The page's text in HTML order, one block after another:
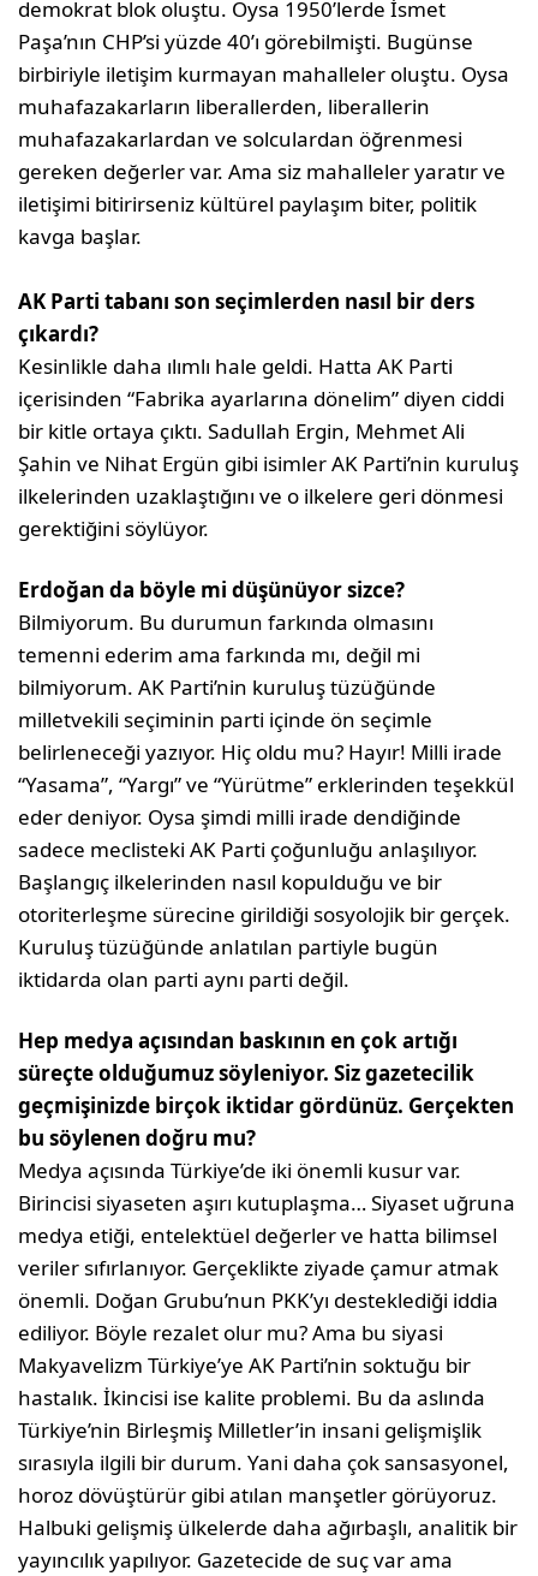
demokrat blok oluştu. Oysa 1950’lerde İsmet
Paşa’nın CHP’si yüzde 40’ı görebilmişti. Bugünse
birbiriyle iletişim kurmayan mahalleler oluştu. Oysa
muhafazakarların liberallerden, liberallerin
muhafazakarlardan ve solculardan öğrenmesi
gereken değerler var. Ama siz mahalleler yaratır ve
iletişimi bitirirseniz kültürel paylaşım biter, politik
kavga başlar.
AK Parti tabanı son seçimlerden nasıl bir ders
çıkardı?
Kesinlikle daha ılımlı hale geldi. Hatta AK Parti
içerisinden “Fabrika ayarlarına dönelim” diyen ciddi
bir kitle ortaya çıktı. Sadullah Ergin, Mehmet Ali
Şahin ve Nihat Ergün gibi isimler AK Parti’nin kuruluş
ilkelerinden uzaklaştığını ve o ilkelere geri dönmesi
gerektiğini söylüyor.
Erdoğan da böyle mi düşünüyor sizce?
Bilmiyorum. Bu durumun farkında olmasını
temenni ederim ama farkında mı, değil mi
bilmiyorum. AK Parti’nin kuruluş tüzüğünde
milletvekili seçiminin parti içinde ön seçimle
belirleneceği yazıyor. Hiç oldu mu? Hayır! Milli irade
“Yasama”, “Yargı” ve “Yürütme” erklerinden teşekkül
eder deniyor. Oysa şimdi milli irade dendiğinde
sadece meclisteki AK Parti çoğunluğu anlaşılıyor.
Başlangıç ilkelerinden nasıl kopulduğu ve bir
otoriterleşme sürecine girildiği sosyolojik bir gerçek.
Kuruluş tüzüğünde anlatılan partiyle bugün
iktidarda olan parti aynı parti değil.
Hep medya açısından baskının en çok artığı
süreçte olduğumuz söyleniyor. Siz gazetecilik
geçmişinizde birçok iktidar gördünüz. Gerçekten
bu söylenen doğru mu?
Medya açısında Türkiye’de iki önemli kusur var.
Birincisi siyaseten aşırı kutuplaşma… Siyaset uğruna
medya etiği, entelektüel değerler ve hatta bilimsel
veriler sıfırlanıyor. Gerçeklikte ziyade çamur atmak
önemli. Doğan Grubu’nun PKK’yı desteklediği iddia
ediliyor. Böyle rezalet olur mu? Ama bu siyasi
Makyavelizm Türkiye’ye AK Parti’nin soktuğu bir
hastalık. İkincisi ise kalite problemi. Bu da aslında
Türkiye’nin Birleşmiş Milletler’in insani gelişmişlik
sırasıyla ilgili bir durum. Yani daha çok sansasyonel,
horoz dövüştürür gibi atılan manşetler görüyoruz.
Halbuki gelişmiş ülkelerde daha ağırbaşlı, analitik bir
yayıncılık yapılıyor. Gazetecide de suç var ama